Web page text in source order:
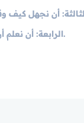
: أن نجهل كيف
الرابعة: أن نعلم أن موتهم مرتب ولكن لا نعلم عين المتأخر.